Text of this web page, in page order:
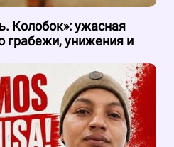
Колобок»: ужасная
грабежи, унижения и